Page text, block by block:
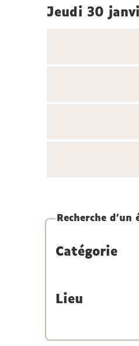
jeudi 30
Recherche d'un
Catégorie
Lieu